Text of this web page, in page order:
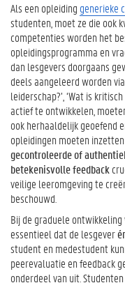
a
n
g
e
n
e
r
i
e
k
e
c
o
m
p
e
t
e
n
Als een opleiding generieke
studenten, moet ze die ook
competenties worden het
opleidingsprogramma en
dan lesgevers doorgaans
deels aangeleerd worden
leiderschap?’, ‘Wat is
actief te ontwikkelen,
ook herhaaldelijk geoefend
opleidingen moeten
gecontroleerde of
betekenisvolle feedback
veilige leeromgeving te
beschouwd.
Bij de graduele
essentieel dat de lesgever
student en medestudent
peerevaluatie en feedback
onderdeel van uit.